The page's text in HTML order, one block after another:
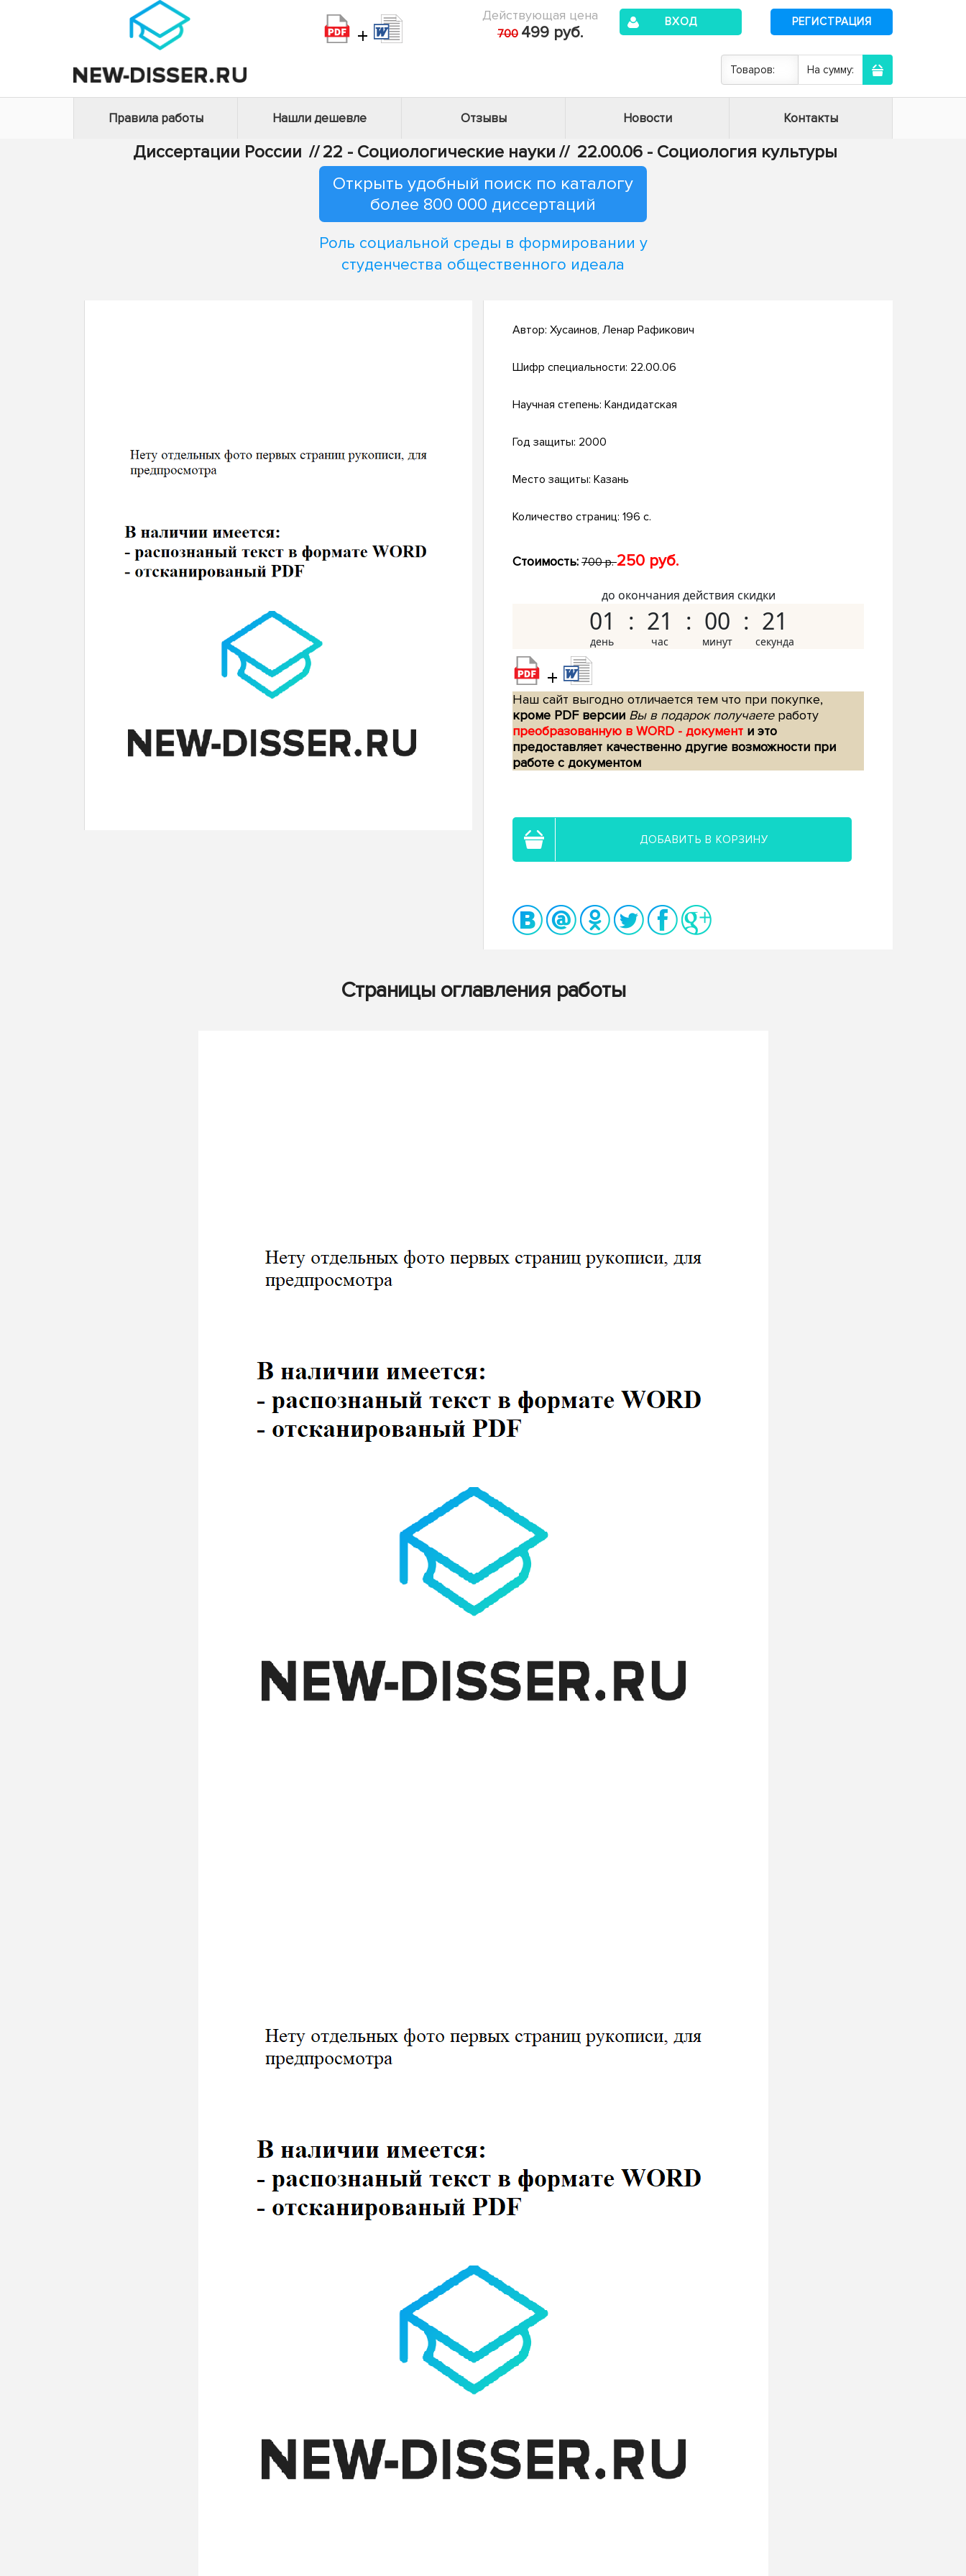
+
Действующая цена
700 499 руб.
ВХОД РЕГИСТРАЦИЯ
Товаров: На сумму:
Правила работы Нашли дешевле Отзывы Новости Контакты
Диссертации России // 22 - Социологические науки // 22.00.06 - Социология культуры
Открыть удобный поиск по каталогу
более 800 000 диссертаций
Роль социальной среды в формировании у
студенчества общественного идеала
Автор: Хусаинов, Ленар Рафикович
Шифр специальности: 22.00.06
Научная степень: Кандидатская
Год защиты: 2000
Место защиты: Казань
Количество страниц: 196 с.
Стоимость: 700 р.250 руб.
до окончания действия скидки
01 21 00 20
+
Наш сайт выгодно отличается тем что при покупке,
кроме PDF версии Вы в подарок получаетеработу
преобразованную в WORD - документ и это
предоставляет качественно другие возможности при
работе с документом
ДОБАВИТЬ В КОРЗИНУ
Страницы оглавления работы